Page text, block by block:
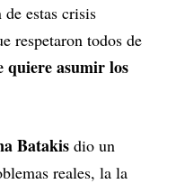
estas crisis
respetaron todos de
quiere asumir los
Batakis dio un
reales, la la